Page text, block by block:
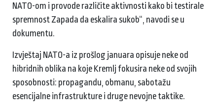
NATO-om i provode različite aktivnosti kako bi testirale
spremnost Zapada da eskalira sukob“, navodi se u
dokumentu.
Izvještaj NATO-a iz prošlog januara opisuje neke od
hibridnih oblika na koje Kremlj fokusira neke od svojih
sposobnosti: propagandu, obmanu, sabotažu
esencijalne infrastrukture i druge nevojne taktike.